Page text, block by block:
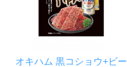
オキハム 黒コショウ+ビー